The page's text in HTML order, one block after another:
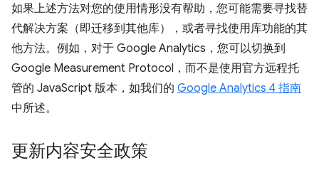
如果上述方法对您的使用情形没有帮助，您可能需要寻找替
代解决方案（即迁移到其他库），或者寻找使用库功能的其
他方法。例如，对于 Google Analytics，您可以切换到
Google Measurement Protocol，而不是使用官方远程托
管的 JavaScript 版本，如我们的 Google Analytics 4 指南
中所述。
更新内容安全政策